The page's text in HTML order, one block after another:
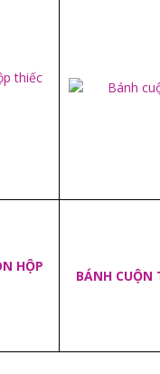
HỘP
BÁNH CUỘN